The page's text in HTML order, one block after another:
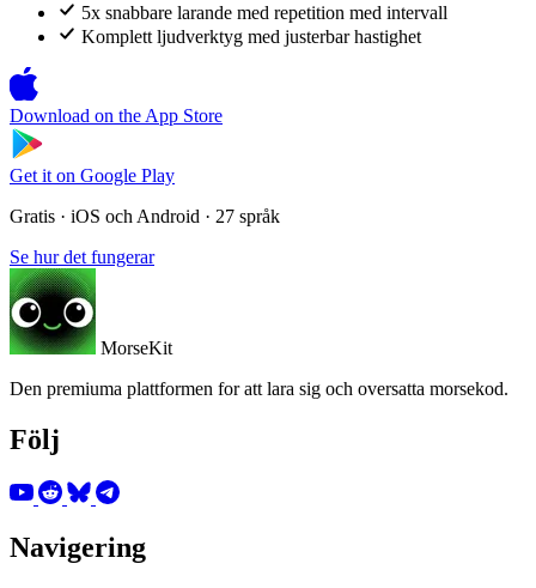
5x snabbare larande med repetition med intervall
Komplett ljudverktyg med justerbar hastighet
Download on the App Store
Get it on Google Play
Gratis · iOS och Android · 27 språk
Se hur det fungerar
MorseKit
Den premiuma plattformen for att lara sig och oversatta morsekod.
Följ
Navigering